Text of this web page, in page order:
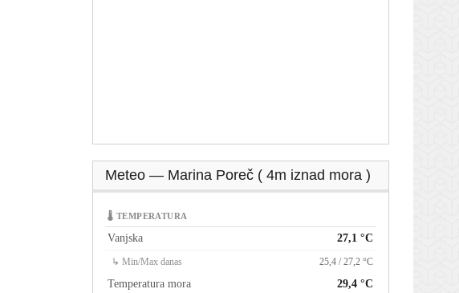
Meteo — Marina Poreč ( 4m iznad mora )
🌡 TEMPERATURA
Vanjska 27,1 °C
↳ Min/Max danas 25,4 / 27,2 °C
Temperatura mora 29,4 °C